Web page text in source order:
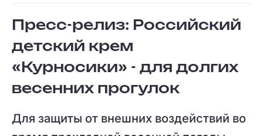
Пресс-релиз: Российский
детский крем
«Курносики» - для долгих
весенних прогулок
Для защиты от внешних воздействий во